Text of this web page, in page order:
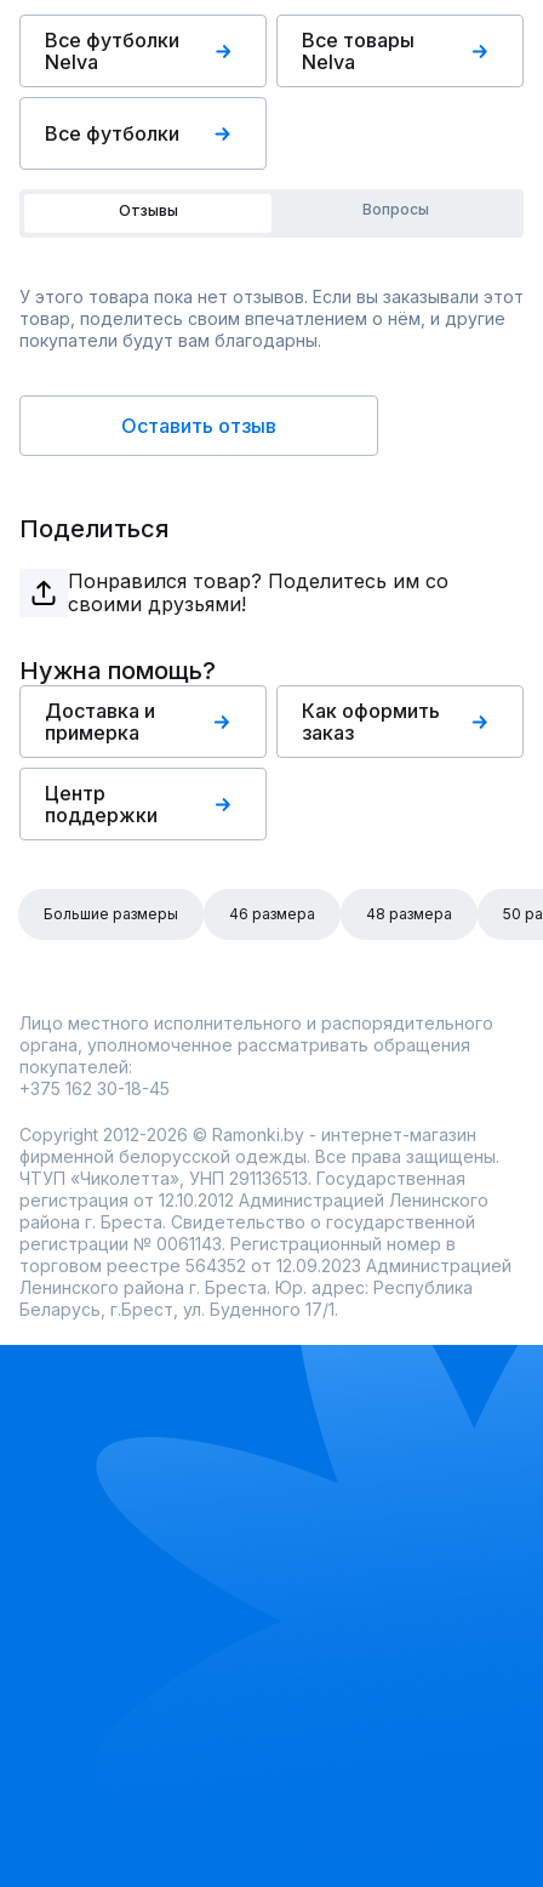
Все футболки
Nelva
Все товары
Nelva
Все футболки
Отзывы Вопросы
У этого товара пока нет отзывов. Если вы заказывали этот
товар, поделитесь своим впечатлением о нём, и другие
покупатели будут вам благодарны.
Оставить отзыв
Поделиться
Понравился товар? Поделитесь им со
своими друзьями!
Нужна помощь?
Доставка и
примерка
Как оформить
заказ
Центр
поддержки
Большие размеры 46 размера 48 размера 50
Лицо местного исполнительного и распорядительного
органа, уполномоченное рассматривать обращения
покупателей:
+375 162 30-18-45
Copyright 2012-2026 © Ramonki.by - интернет-магазин
фирменной белорусской одежды. Все права защищены.
ЧТУП «Чиколетта», УНП 291136513. Государственная
регистрация от 12.10.2012 Администрацией Ленинского
района г. Бреста. Свидетельство о государственной
регистрации № 0061143. Регистрационный номер в
торговом реестре 564352 от 12.09.2023 Администрацией
Ленинского района г. Бреста. Юр. адрес: Республика
Беларусь, г.Брест, ул. Буденного 17/1.